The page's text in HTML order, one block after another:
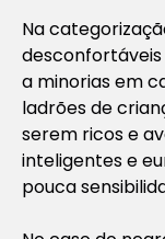
Na
a minorias em
ladrões de
serem ricos e
inteligentes e
pouca